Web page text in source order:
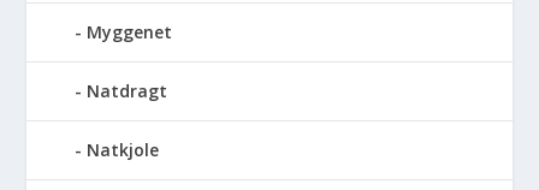
Myggenet
Natdragt
Natkjole